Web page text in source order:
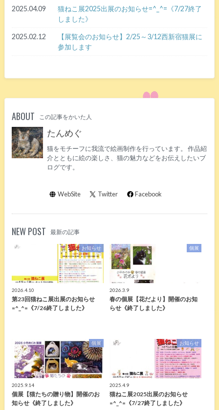
2025.04.09
猫ねこ展2025出展のお知らせ=^_^=《7/27終了
しました》
2025.02.12
【展覧会のお知らせ】2/25～3/12西新宿猫展に
参加します
ABOUT この記事をかいた人
たんめぐ
猫をモチーフに我流で絵画制作を行っています。 作品紹
介とともに絵の楽しさ、猫の魅力などをお伝えしたいブ
ログです。
WebSite Twitter Facebook
NEW POST 最新の記事
お知らせ
2026.4.10
第23回猫ねこ展出展のお知らせ
=^_^=《7/26終了しました》
個展
2026.3.9
春の個展【花だより】開催のお知
らせ《終了しました》
個展
2025.9.14
個展【猫たちの贈り物】開催のお
知らせ《終了しました》
お知らせ
2025.4.9
猫ねこ展2025出展のお知らせ
=^_^=《7/27終了しました》